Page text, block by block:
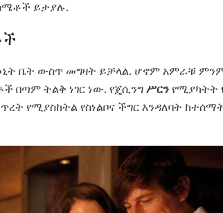
ይታያሉ.
ቤት ውስጥ መግዛት ይቻላል. ሆኖም አምራቹ
በጣም ትልቅ ነገር ነው. የጄሲንግ ሥርን የሚያካትት
የሚያስከትል የስነልቦና ችግር እንዳለባት